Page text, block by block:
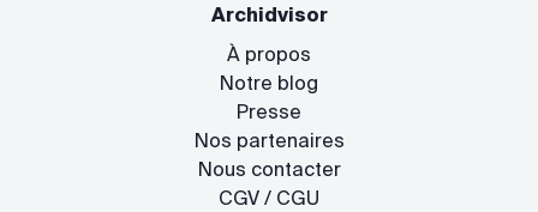
Archidvisor
À propos
Notre blog
Presse
Nos partenaires
Nous contacter
CGV / CGU